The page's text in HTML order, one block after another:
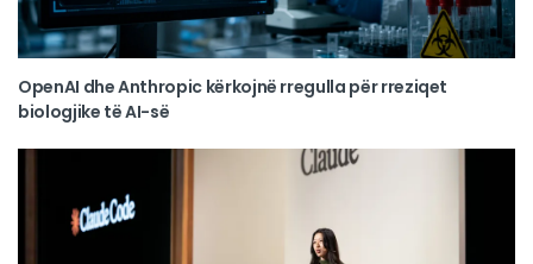
OpenAI dhe Anthropic kërkojnë rregulla për rreziqet
biologjike të AI-së